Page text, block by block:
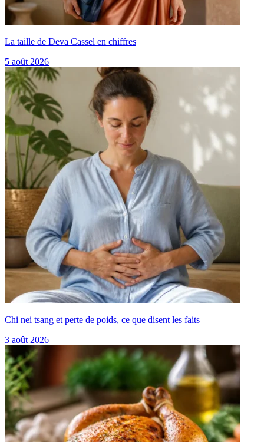
La taille de Deva Cassel en chiffres
5 août 2026
Chi nei tsang et perte de poids, ce que disent les faits
3 août 2026